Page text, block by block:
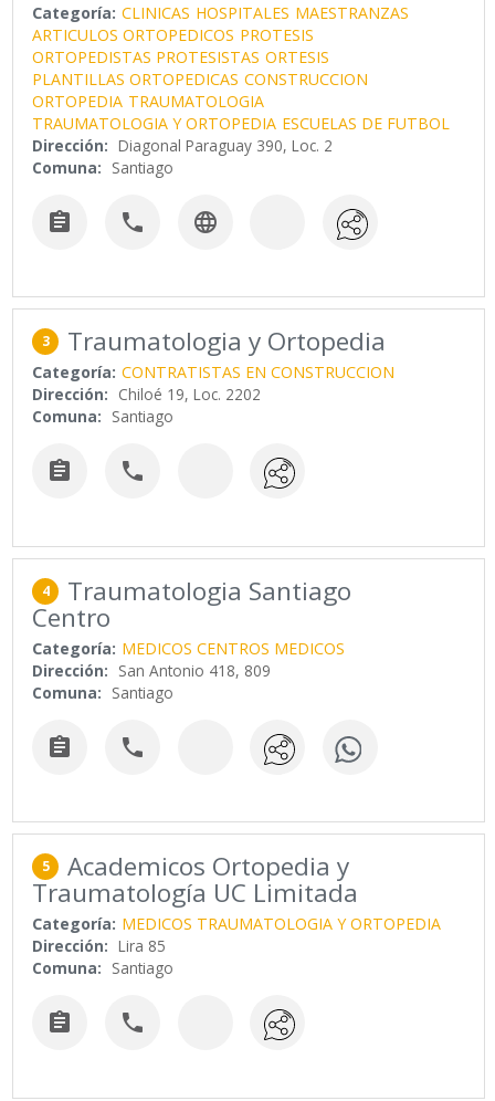
Categoría: CLINICAS HOSPITALES MAESTRANZAS
ARTICULOS ORTOPEDICOS PROTESIS
ORTOPEDISTAS PROTESISTAS ORTESIS
PLANTILLAS ORTOPEDICAS CONSTRUCCION
ORTOPEDIA TRAUMATOLOGIA
TRAUMATOLOGIA Y ORTOPEDIA ESCUELAS DE FUTBOL
Dirección: Diagonal Paraguay 390, Loc. 2
Comuna: Santiago
  
3 Traumatologia y Ortopedia
Categoría: CONTRATISTAS EN CONSTRUCCION
Dirección: Chiloé 19, Loc. 2202
Comuna: Santiago
 
4 Traumatologia Santiago
Centro
Categoría: MEDICOS CENTROS MEDICOS
Dirección: San Antonio 418, 809
Comuna: Santiago
 
5 Academicos Ortopedia y
Traumatología UC Limitada
Categoría: MEDICOS TRAUMATOLOGIA Y ORTOPEDIA
Dirección: Lira 85
Comuna: Santiago
 